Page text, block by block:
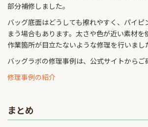
部分補修しました。
バッグ底面はどうしても擦れやすく、パイピ
まう場合もあります。太さや色が近い素材を
作業箇所が目立たないような修理を行いまし
バッグラボの修理事例は、公式サイトからご
修理事例の紹介
まとめ